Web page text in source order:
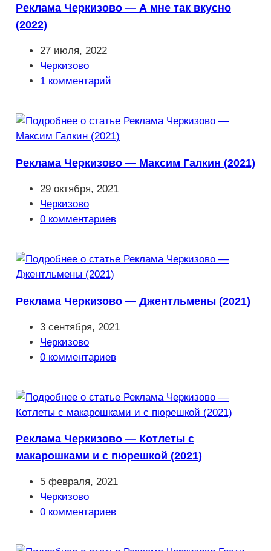
Реклама Черкизово — А мне так вкусно
(2022)
Запись
опубликована:
27 июля, 2022
Рубрика
записи:
Черкизово
Комментарии
1 комментарий
Реклама Черкизово — Максим Галкин (2021)
Запись
опубликована:
29 октября, 2021
Рубрика
записи:
Черкизово
Комментарии
0 комментариев
Реклама Черкизово — Джентльмены (2021)
Запись
опубликована:
3 сентября, 2021
Рубрика
записи:
Черкизово
Комментарии
0 комментариев
Реклама Черкизово — Котлеты с
макарошками и с пюрешкой (2021)
Запись
опубликована:
5 февраля, 2021
Рубрика
записи:
Черкизово
Комментарии
0 комментариев